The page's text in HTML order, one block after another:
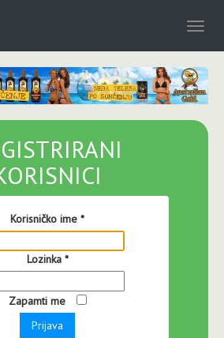
Korisničko ime *
Lozinka*
Zapamti me
Prijava